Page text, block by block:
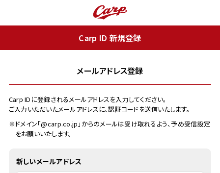
Carp ID 新規登録
メールアドレス登録
Carp IDに登録されるメールアドレスを入力してください。
ご入力いただいたメールアドレスに、認証コードを送信いたします。
※ドメイン「@carp.co.jp」からのメールは受け取れるよう、予め受信設定
をお願いいたします。
新しいメールアドレス